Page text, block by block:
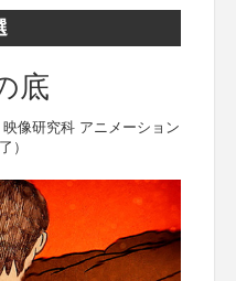
底
像研究科 アニメーション
）